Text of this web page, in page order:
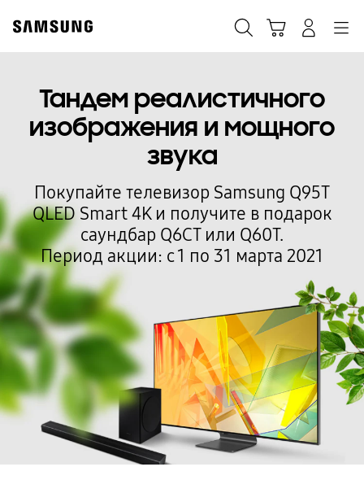
content
Тандем реалистичного
изображения и мощного
звука
Покупайте телевизор Samsung Q95T
QLED Smart 4K и получите в подарок
саундбар Q6CT или Q60T.
Период акции: с 1 по 31 марта 2021